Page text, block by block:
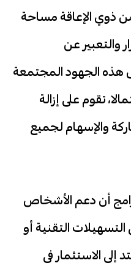
ذوي الإعاقة مساحة
والتعبير عن
هذه الجهود المجتمعة
تقوم على إزالة
والإسهام لجميع
أن دعم الأشخاص
التقنية أو
إلى الاستثمار في